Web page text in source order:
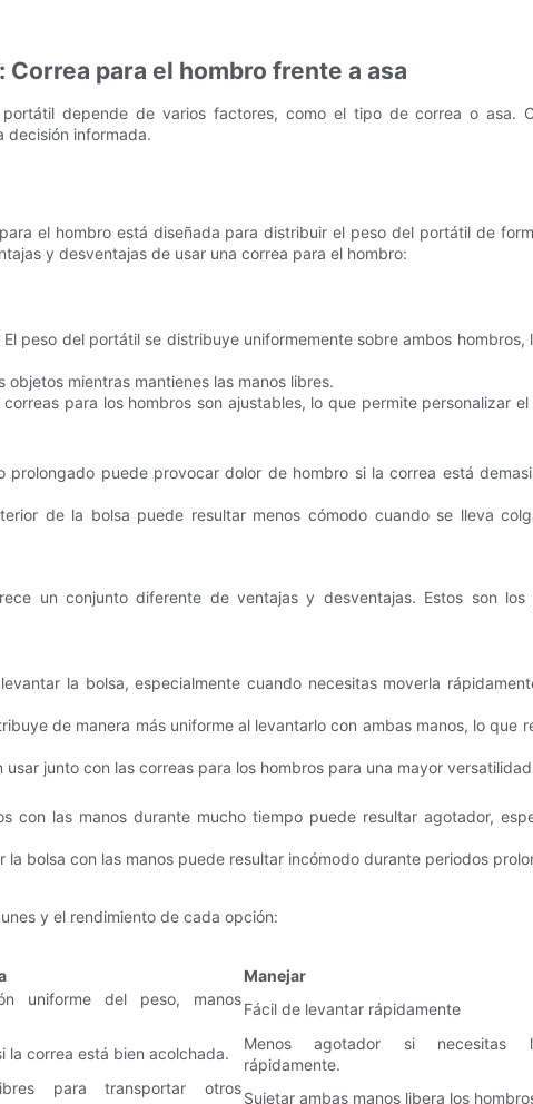
para el hombro frente a asa
depende de varios factores, como el tipo de correa o asa.
decisión informada.
el hombro está diseñada para distribuir el peso del portátil de
y desventajas de usar una correa para el hombro:
El peso del portátil se distribuye uniformemente sobre ambos hombros,
mientras mantienes las manos libres.
para los hombros son ajustables, lo que permite personalizar el
prolongado puede provocar dolor de hombro si la correa está
de la bolsa puede resultar menos cómodo cuando se lleva
un conjunto diferente de ventajas y desventajas. Estos son los
la bolsa, especialmente cuando necesitas moverla
de manera más uniforme al levantarlo con ambas manos, lo que
junto con las correas para los hombros para una mayor
con las manos durante mucho tiempo puede resultar agotador,
la bolsa con las manos puede resultar incómodo durante periodos
y el rendimiento de cada opción:
Manejar
uniforme del peso, manos
Fácil de levantar rápidamente
la correa está bien acolchada.
Menos agotador si necesitas
rápidamente.
para transportar otros
Sujetar ambas manos libera los